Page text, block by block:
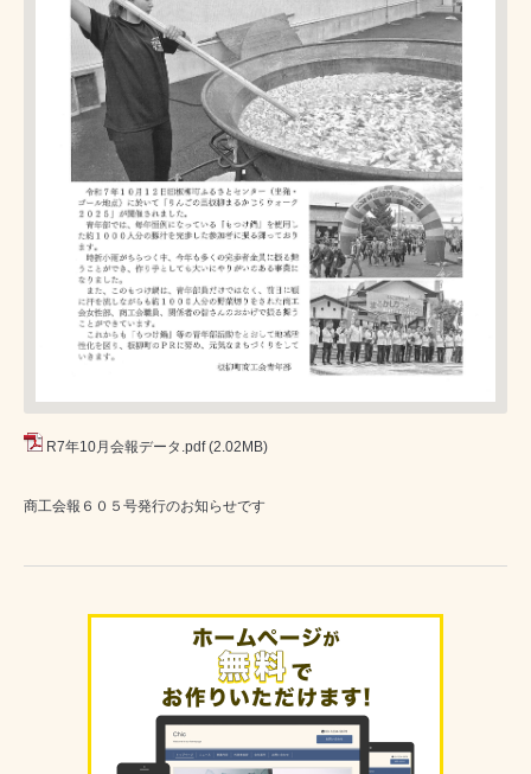
R7年10月会報データ.pdf (2.02MB)
商工会報６０５号発行のお知らせです